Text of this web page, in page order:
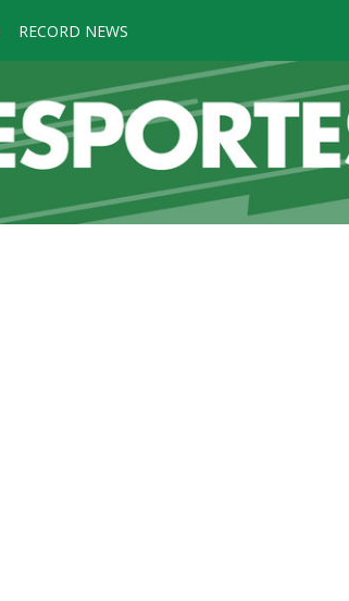
RECORD NEWS